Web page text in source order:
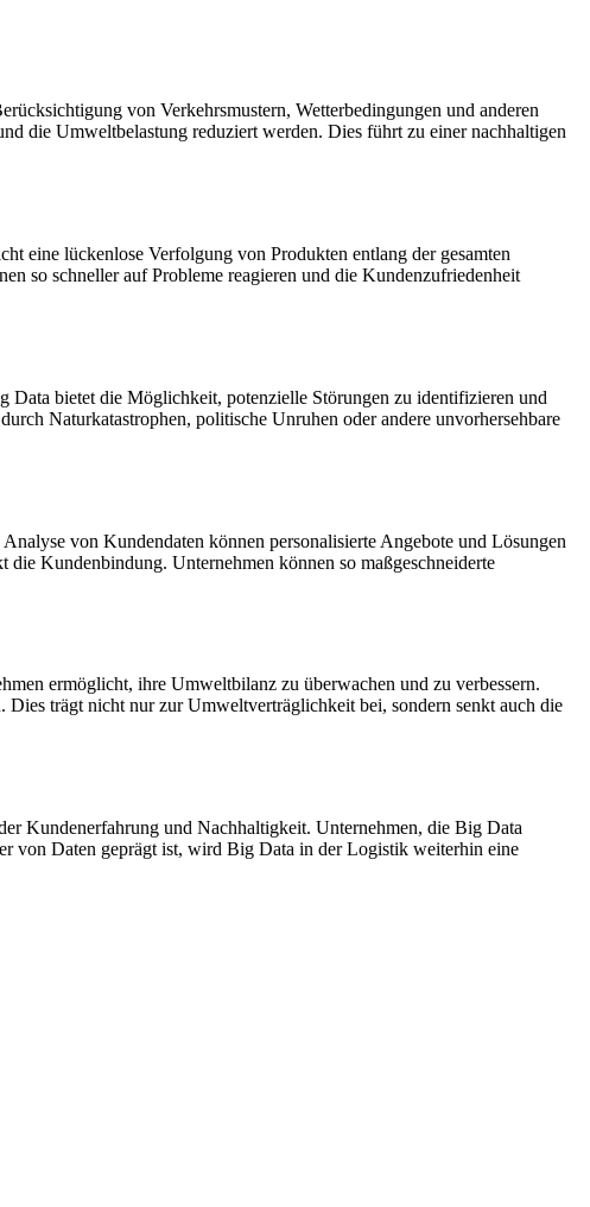
von Verkehrsmustern, Wetterbedingungen und anderen
die Umweltbelastung reduziert werden. Dies führt zu einer nachhaltigen
eine lückenlose Verfolgung von Produkten entlang der gesamten
so schneller auf Probleme reagieren und die Kundenzufriedenheit
Data bietet die Möglichkeit, potenzielle Störungen zu identifizieren und
Naturkatastrophen, politische Unruhen oder andere unvorhersehbare
von Kundendaten können personalisierte Angebote und Lösungen
Kundenbindung. Unternehmen können so maßgeschneiderte
ermöglicht, ihre Umweltbilanz zu überwachen und zu verbessern.
trägt nicht nur zur Umweltverträglichkeit bei, sondern senkt auch die
Kundenerfahrung und Nachhaltigkeit. Unternehmen, die Big Data
von Daten geprägt ist, wird Big Data in der Logistik weiterhin eine